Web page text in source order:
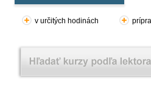
v určitých hodinách